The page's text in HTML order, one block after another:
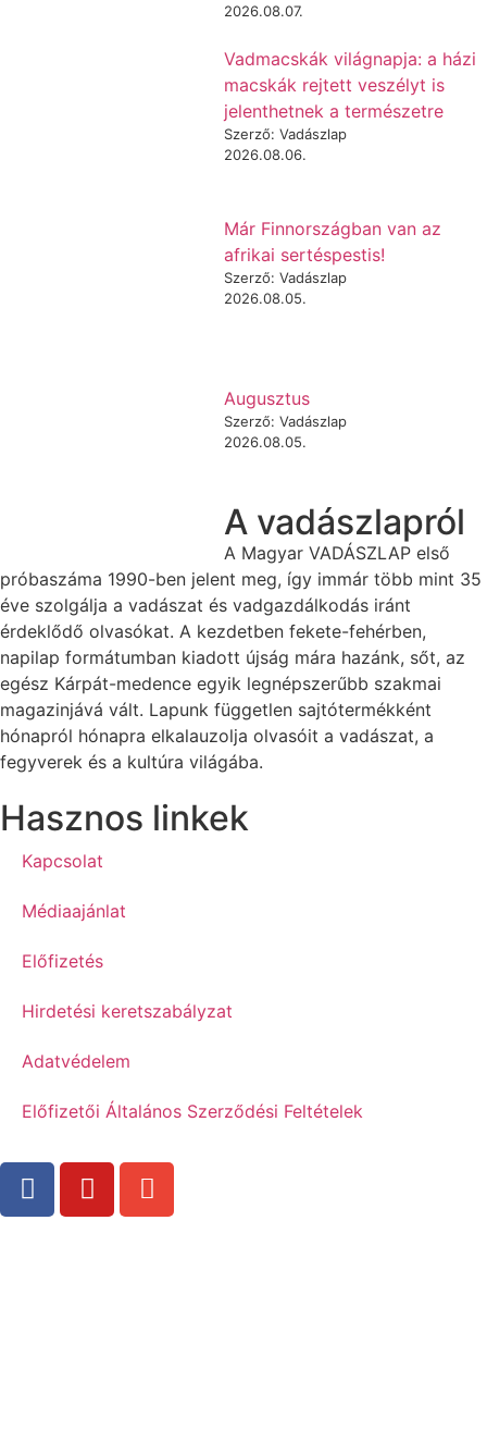
2026.08.07.
Vadmacskák világnapja: a házi
macskák rejtett veszélyt is
jelenthetnek a természetre
Szerző: Vadászlap
2026.08.06.
Már Finnországban van az
afrikai sertéspestis!
Szerző: Vadászlap
2026.08.05.
Augusztus
Szerző: Vadászlap
2026.08.05.
A vadászlapról
A Magyar VADÁSZLAP első
próbaszáma 1990-ben jelent meg, így immár több mint 35
éve szolgálja a vadászat és vadgazdálkodás iránt
érdeklődő olvasókat. A kezdetben fekete-fehérben,
napilap formátumban kiadott újság mára hazánk, sőt, az
egész Kárpát-medence egyik legnépszerűbb szakmai
magazinjává vált. Lapunk független sajtótermékként
hónapról hónapra elkalauzolja olvasóit a vadászat, a
fegyverek és a kultúra világába.
Hasznos linkek
Kapcsolat
Médiaajánlat
Előfizetés
Hirdetési keretszabályzat
Adatvédelem
Előfizetői Általános Szerződési Feltételek